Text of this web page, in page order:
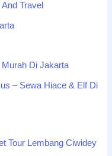
Travel
Di Jakarta
– Sewa Hiace & Elf Di
Tour Lembang Ciwidey